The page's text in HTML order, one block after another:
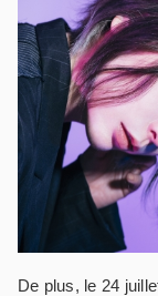
De plus, le 24